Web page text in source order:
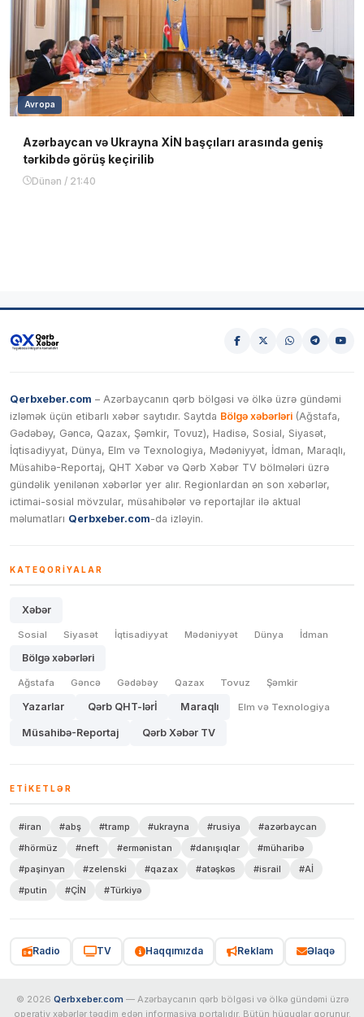
Avropa
Azərbaycan və Ukrayna XİN başçıları arasında geniş
tərkibdə görüş keçirilib
Dünən / 21:40
Qerbxeber.com – Azərbaycanın qərb bölgəsi və ölkə üzrə gündəmi
izləmək üçün etibarlı xəbər saytıdır. Saytda Bölgə xəbərləri (Ağstafa,
Gədəbəy, Gəncə, Qazax, Şəmkir, Tovuz), Hadisə, Sosial, Siyasət,
İqtisadiyyat, Dünya, Elm və Texnologiya, Mədəniyyət, İdman, Maraqlı,
Müsahibə-Reportaj, QHT Xəbər və Qərb Xəbər TV bölmələri üzrə
gündəlik yenilənən xəbərlər yer alır. Regionlardan ən son xəbərlər,
ictimai-sosial mövzular, müsahibələr və reportajlar ilə aktual
məlumatları Qerbxeber.com-da izləyin.
KATEQORIYALAR
Xəbər
Sosial Siyasət İqtisadiyyat Mədəniyyət Dünya İdman
Bölgə xəbərləri
Ağstafa Gəncə Gədəbəy Qazax Tovuz Şəmkir
Yazarlar Qərb QHT-lərİ Maraqlı Elm və Texnologiya
Müsahibə-Reportaj Qərb Xəbər TV
ETIKETLƏR
#iran #abş #tramp #ukrayna #rusiya
#azərbaycan
#hörmüz
#neft #ermənistan #danışıqlar
#müharibə
#paşinyan
#zelenski #qazax #atəşkəs #israil
#Aİ
#putin
#ÇİN #Türkiyə
Radio TV Haqqımızda Reklam Əlaqə
© 2026 Qerbxeber.com — Azərbaycanın qərb bölgəsi və ölkə gündəmi üzrə
operativ xəbərlər təqdim edən informasiya portalıdır. Bütün hüquqlar qorunur.